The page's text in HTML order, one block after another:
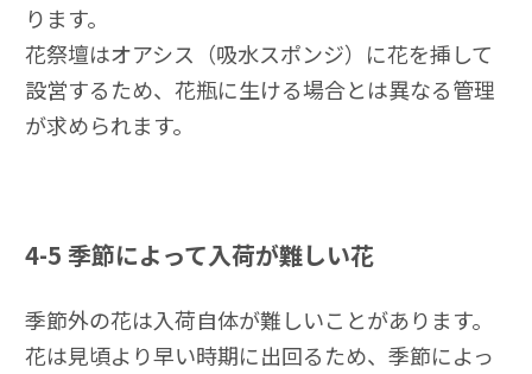
ります。
花祭壇はオアシス（吸水スポンジ）に花を挿して
設営するため、花瓶に生ける場合とは異なる管理
が求められます。
4-5 季節によって入荷が難しい花
季節外の花は入荷自体が難しいことがあります。
花は見頃より早い時期に出回るため、季節によっ